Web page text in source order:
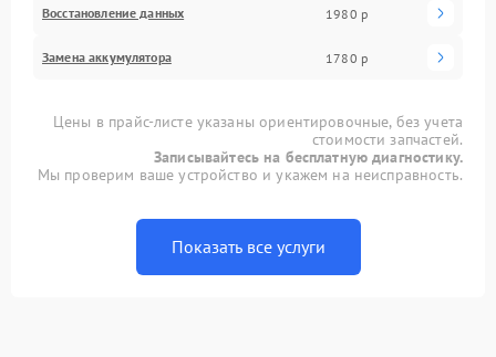
Восстановление данных 1980 р
Замена аккумулятора 1780 р
Цены в прайс-листе указаны ориентировочные, без учета
стоимости запчастей.
Записывайтесь на бесплатную диагностику.
Мы проверим ваше устройство и укажем на неисправность.
Показать все услуги